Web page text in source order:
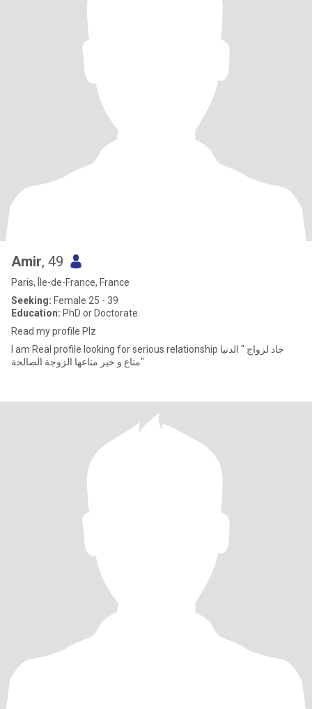
Amir, 49
Paris, Île-de-France, France
Seeking: Female 25 - 39
Education: PhD or Doctorate
Read my profile Plz
I am Real profile looking for serious relationship جاد لزواج " الدنيا
متاع و خير متاعها الزوجة الصالحة"